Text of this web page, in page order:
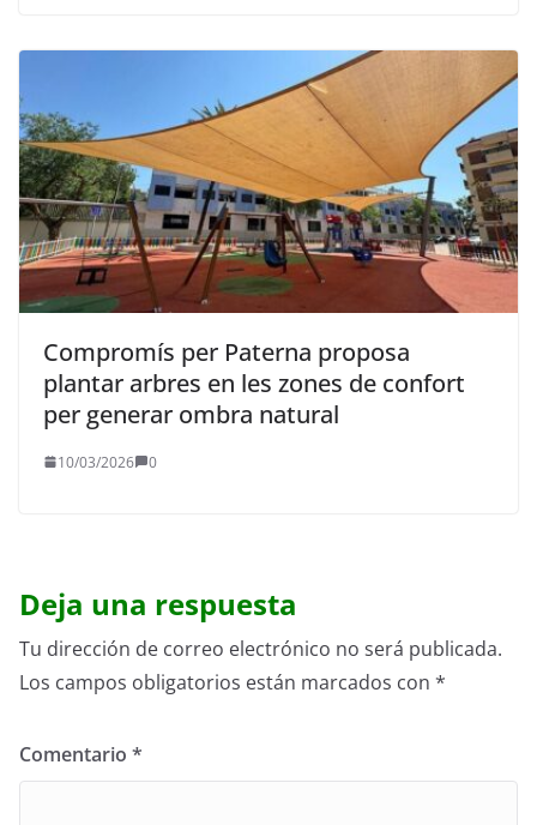
Compromís per Paterna proposa
plantar arbres en les zones de confort
per generar ombra natural
10/03/2026 0
Deja una respuesta
Tu dirección de correo electrónico no será publicada.
Los campos obligatorios están marcados con *
Comentario *